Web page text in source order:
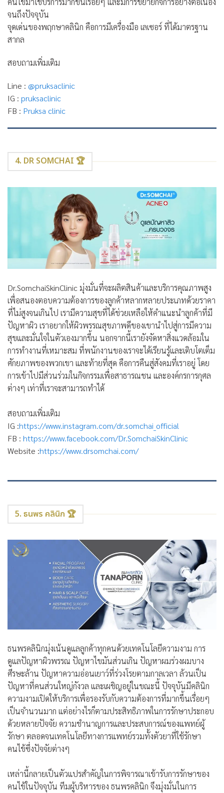
จนถึงปัจจุบัน
จุดเด่นของพฤกษาคลินิก คือการมีเครื่องมือ เลเซอร์ ที่ได้มาตรฐาน
สากล
สอบถามเพิ่มเติม
Line : @pruksaclinic
IG : pruksaclinic
FB : Pruksa clinic
4. DR SOMCHAI 🏆
Dr.SomchaiSkinClinic มุ่งมั่นที่จะผลิตสินค้าและบริการคุณภาพสูง
เพื่อสนองตอบความต้องการของลูกค้าหลากหลายประเภทด้วยราคา
ที่ไม่สูงจนเกินไป เรามีความสุขที่ได้ช่วยเหลือให้คำแนะนำลูกค้าที่มี
ปัญหาผิว เราอยากให้ผิวพรรณสุขภาพดีของเขานำไปสู่การมีความ
สุขและมั่นใจในตัวเองมากขึ้น นอกจากนี้เรายังจัดหาสิ่งแวดล้อมใน
การทำงานที่เหมาะสม ที่พนักงานของเราจะได้เรียนรู้และเติบโตเต็ม
ศักยภาพของพวกเขา และท้ายที่สุด คือการคืนสู่สังคมที่เราอยู่ โดย
การเข้าไปมีส่วนร่วมในกิจกรรมเพื่อสาธารณชน และองค์กรการกุศล
ต่างๆ เท่าที่เราจะสามารถทำได้
สอบถามเพิ่มเติม
IG :https://www.instagram.com/dr.somchai_official
FB : https://www.facebook.com/Dr.SomchaiSkinClinic
Website :https://www.drsomchai.com/
5. ธนพร คลินิก 🏆
ธนพรคลินิกมุ่งเน้นดูแลลูกค้าทุกคนด้วยเทคโนโลยีความงาม การ
ดูแลปัญหาผิวพรรณ ปัญหาไขมันส่วนเกิน ปัญหาผมร่วงผมบาง
ศีรษะล้าน ปัญหาความอ่อนเยาว์ที่ร่วงโรยตามกาลเวลา ล้วนเป็น
ปัญหาที่คนส่วนใหญ่กังวล และเผชิญอยู่ในขณะนี้ ปัจจุบันมีคลินิก
ความงามเปิดให้บริการเพื่อรองรับกับความต้องการที่มากขึ้นเรื่อยๆ
เป็นจำนวนมาก แต่อย่างไรก็ตามประสิทธิภาพในการรักษาประกอบ
ด้วยหลายปัจจัย ความชำนาญการและประสบการณ์ของแพทย์ผู้
รักษา ตลอดจนเทคโนโลยีทางการแพทย์รวมทั้งตัวยาที่ใช้รักษา
คนไข้ซึ่งปัจจัยต่างๆ
เหล่านี้กลายเป็นตัวแปรสำคัญในการพิจารณาเข้ารับการรักษาของ
คนไข้ในปัจจุบัน ทีมผู้บริหารของ ธนพรคลินิก จึงมุ่งมั่นในการ